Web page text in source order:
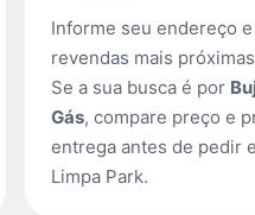
Informe seu endereço e
revendas mais
Se a sua busca é por
Gás, compare preço e
entrega antes de pedir
Limpa Park.